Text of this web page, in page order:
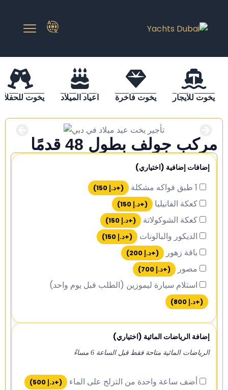
يخوت للايجار يخوت فاخرة اعياد الميلاد يخوت
مركب جولف بطول 48 قدمًا
إضافات إضافية (اختياري)
1 طبق فواكه مشكلة (+د.إ )
كعكة الفانيليا (+د.إ )
كعكة الشوكولاتة (+د.إ )
الديكور والبالونات (+د.إ )
باقة زهور (+د.إ )
مصور (+د.إ )
استلام سيارة ليموزين (الطلب قبل يوم واحد)
(+د.إ )
إضافة الرياضات المائية (اختياري)
الرياضات المائية متاحة فقط قبل الساعة 6 مساءً
أضف ساعة واحدة من التزلج على الماء (+د.إ )